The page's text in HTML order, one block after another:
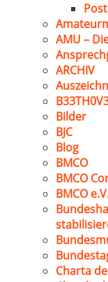
AMU –
ARCHIV
Bilder
BJC
Blog
BMCO
BMCO
BMCO
Charta